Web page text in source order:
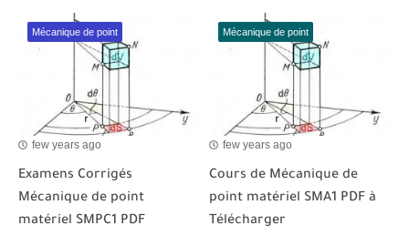
Mécanique de point
few years ago
Examens Corrigés
Mécanique de point
matériel SMPC1 PDF
Mécanique de point
few years ago
Cours de Mécanique de
point matériel SMA1 PDF à
Télécharger